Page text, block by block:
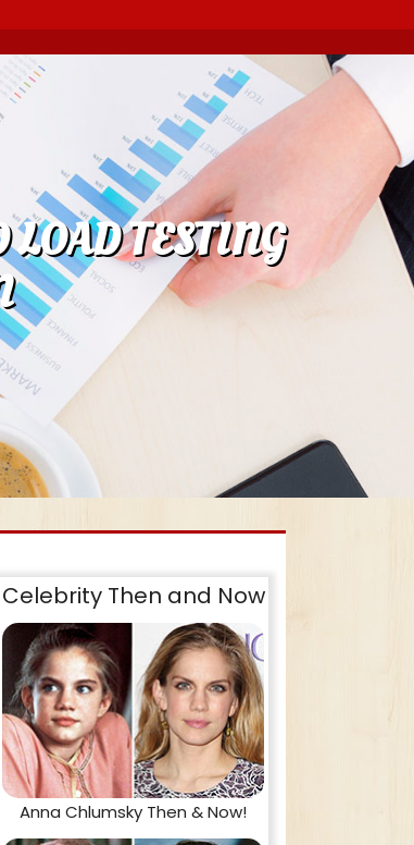
TESTING
Celebrity Then and Now
Anna Chlumsky Then & Now!